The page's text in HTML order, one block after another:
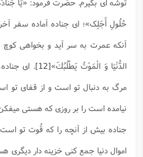
حُلُولِ أَجَلِک»؛ ای جناده آماده سفر
آنکه عمرت به سر آید و بخواهی کوچ
الدُّنْيَا وَ الْمَوْتُ يَطْلُبُكَ»[12]
. ای
مرگ به دنبال تو است و از قفای تو
نیامده است را بر روزی که هستی
جناده بیش از آنچه را که قُوت تو
اموال دنیا جمع کنی خزینه دار دیگری